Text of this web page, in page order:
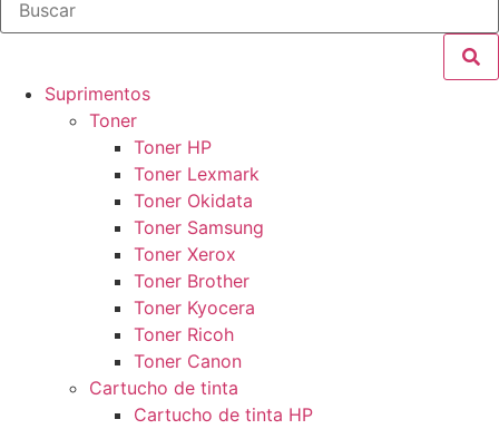
Suprimentos
Toner
Toner HP
Toner Lexmark
Toner Okidata
Toner Samsung
Toner Xerox
Toner Brother
Toner Kyocera
Toner Ricoh
Toner Canon
Cartucho de tinta
Cartucho de tinta HP